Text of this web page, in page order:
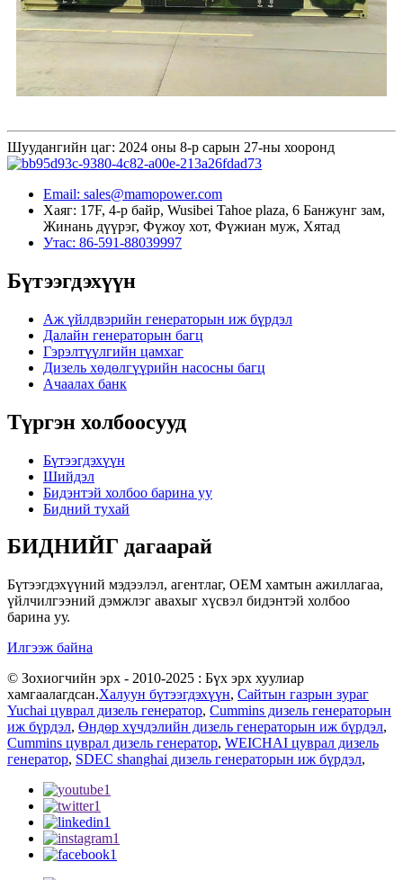
Шуудангийн цаг: 2024 оны 8-р сарын 27-ны хооронд
Email: sales@mamopower.com
Хаяг: 17F, 4-р байр, Wusibei Tahoe plaza, 6 Банжунг зам,
Жинань дүүрэг, Фүжоу хот, Фүжиан муж, Хятад
Утас: 86-591-88039997
Бүтээгдэхүүн
Аж үйлдвэрийн генераторын иж бүрдэл
Далайн генераторын багц
Гэрэлтүүлгийн цамхаг
Дизель хөдөлгүүрийн насосны багц
Ачаалах банк
Түргэн холбоосууд
Бүтээгдэхүүн
Шийдэл
Бидэнтэй холбоо барина уу
Бидний тухай
БИДНИЙГ дагаарай
Бүтээгдэхүүний мэдээлэл, агентлаг, OEM хамтын ажиллагаа,
үйлчилгээний дэмжлэг авахыг хүсвэл бидэнтэй холбоо
барина уу.
Илгээж байна
© Зохиогчийн эрх - 2010-2025 : Бүх эрх хуулиар
хамгаалагдсан.Халуун бүтээгдэхүүн, Сайтын газрын зураг
Yuchai цуврал дизель генератор, Cummins дизель генераторын
иж бүрдэл, Өндөр хүчдэлийн дизель генераторын иж бүрдэл,
Cummins цуврал дизель генератор, WEICHAI цуврал дизель
генератор, SDEC shanghai дизель генераторын иж бүрдэл,